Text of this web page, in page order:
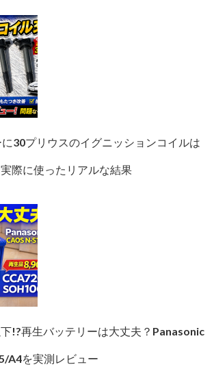
30プリウスのイグニッションコイルは
際に使ったリアルな結果
!?再生バッテリーは大丈夫？Panasonic
A4を実測レビュー